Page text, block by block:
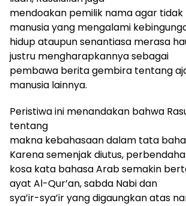
mendoakan pemilik nama agar tidak
manusia yang mengalami
hidup ataupun senantiasa merasa
justru mengharapkannya sebagai
pembawa berita gembira tentang
manusia lainnya.
Peristiwa ini menandakan bahwa
tentang
makna kebahasaan dalam tata
Karena semenjak diutus,
kosa kata bahasa Arab semakin
ayat Al-Qur’an, sabda Nabi dan
sya’ir-sya’ir yang digaungkan atas